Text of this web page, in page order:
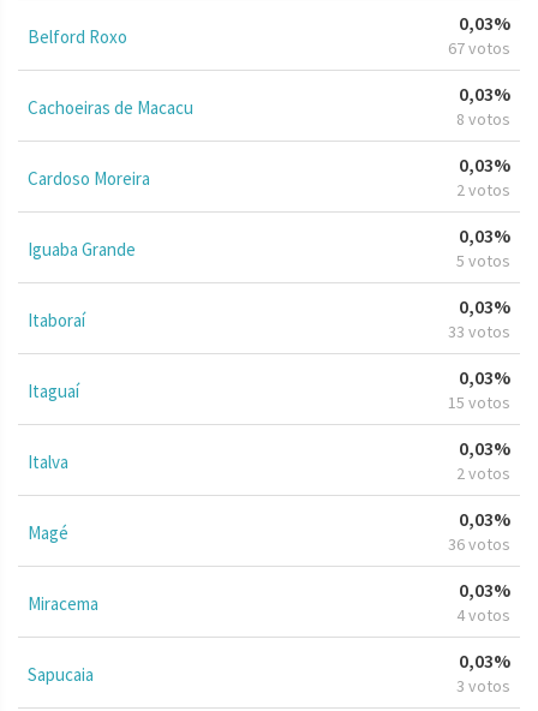
Belford Roxo
0,03%
67 votos
Cachoeiras de Macacu
0,03%
8 votos
Cardoso Moreira
0,03%
2 votos
Iguaba Grande
0,03%
5 votos
Itaboraí
0,03%
33 votos
Itaguaí
0,03%
15 votos
Italva
0,03%
2 votos
Magé
0,03%
36 votos
Miracema
0,03%
4 votos
Sapucaia
0,03%
3 votos